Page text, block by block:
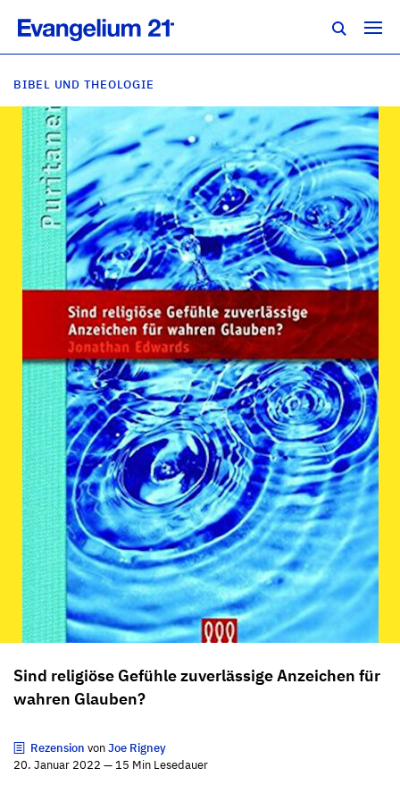
BIBEL UND THEOLOGIE
Sind religiöse Gefühle zuverlässige Anzeichen für
wahren Glauben?
Rezension vonJoe Rigney
20. Januar 2022 — 15 Min Lesedauer